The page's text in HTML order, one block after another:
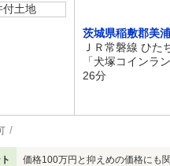
付土地
茨城県稲敷郡美
ＪＲ常磐線 ひ
「犬塚コインラ
26分
価格100万円と抑えめの価格にも